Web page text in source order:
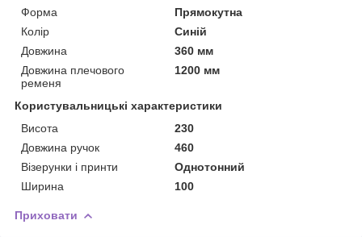
Форма
Прямокутна
Колір
Синій
Довжина
360 мм
Довжина плечового
ременя
1200 мм
Користувальницькі характеристики
Висота
230
Довжина ручок
460
Візерунки і принти
Однотонний
Ширина
100
Приховати